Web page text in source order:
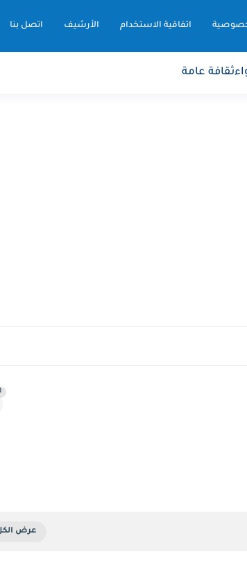
اتفاقية الاستخدام الأرشيف اتصل بنا
ثقافة عامة